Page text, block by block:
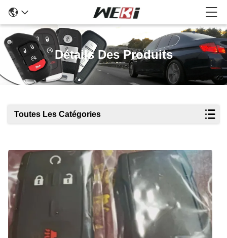
Détails Des Produits
Toutes Les Catégories